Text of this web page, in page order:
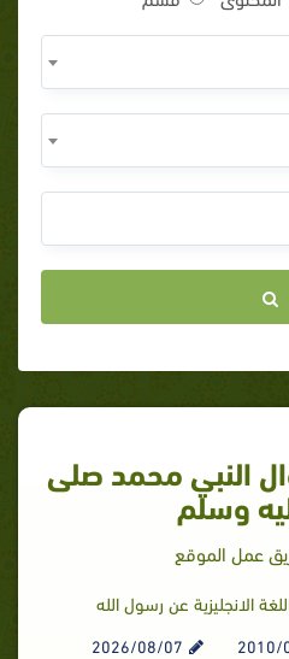
النبي محمد صلى
وسلم
عمل الموقع
الانجليزية عن رسول الله
2010/
2026/08/07